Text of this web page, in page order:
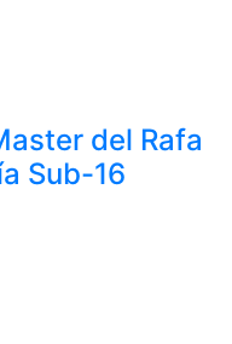
del Rafa
Sub-16